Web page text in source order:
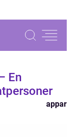
En
appar